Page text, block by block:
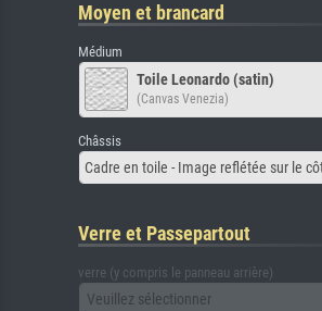
Moyen et brancard
Médium
Toile Leonardo (satin)
(Canvas Venezia)
Châssis
Cadre en toile - Image reflétée sur le
Verre et Passepartout
verre (y compris le panneau arrière)
Veuillez sélectionner